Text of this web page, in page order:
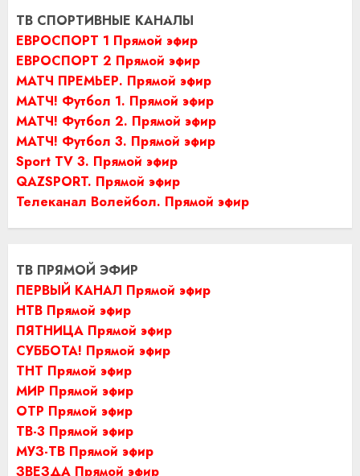
ТВ СПОРТИВНЫЕ КАНАЛЫ
ЕВРОСПОРТ 1 Прямой эфир
ЕВРОСПОРТ 2 Прямой эфир
МАТЧ ПРЕМЬЕР. Прямой эфир
МАТЧ! Футбол 1. Прямой эфир
МАТЧ! Футбол 2. Прямой эфир
МАТЧ! Футбол 3. Прямой эфир
Sport TV 3. Прямой эфир
QAZSPORT. Прямой эфир
Телеканал Волейбол. Прямой эфир
ТВ ПРЯМОЙ ЭФИР
ПЕРВЫЙ КАНАЛ Прямой эфир
НТВ Прямой эфир
ПЯТНИЦА Прямой эфир
СУББОТА! Прямой эфир
ТНТ Прямой эфир
МИР Прямой эфир
ОТР Прямой эфир
ТВ-3 Прямой эфир
МУЗ-ТВ Прямой эфир
ЗВЕЗДА Прямой эфир